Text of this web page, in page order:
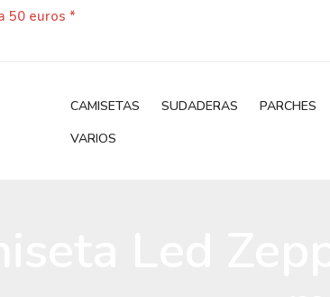
50 euros *
CAMISETAS SUDADERAS PARCHES
VARIOS